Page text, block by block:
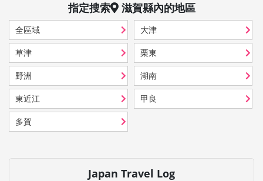
指定搜索 滋賀縣內的地區
全區域 大津
草津 栗東
野洲 湖南
東近江 甲良
多賀
Japan Travel Log